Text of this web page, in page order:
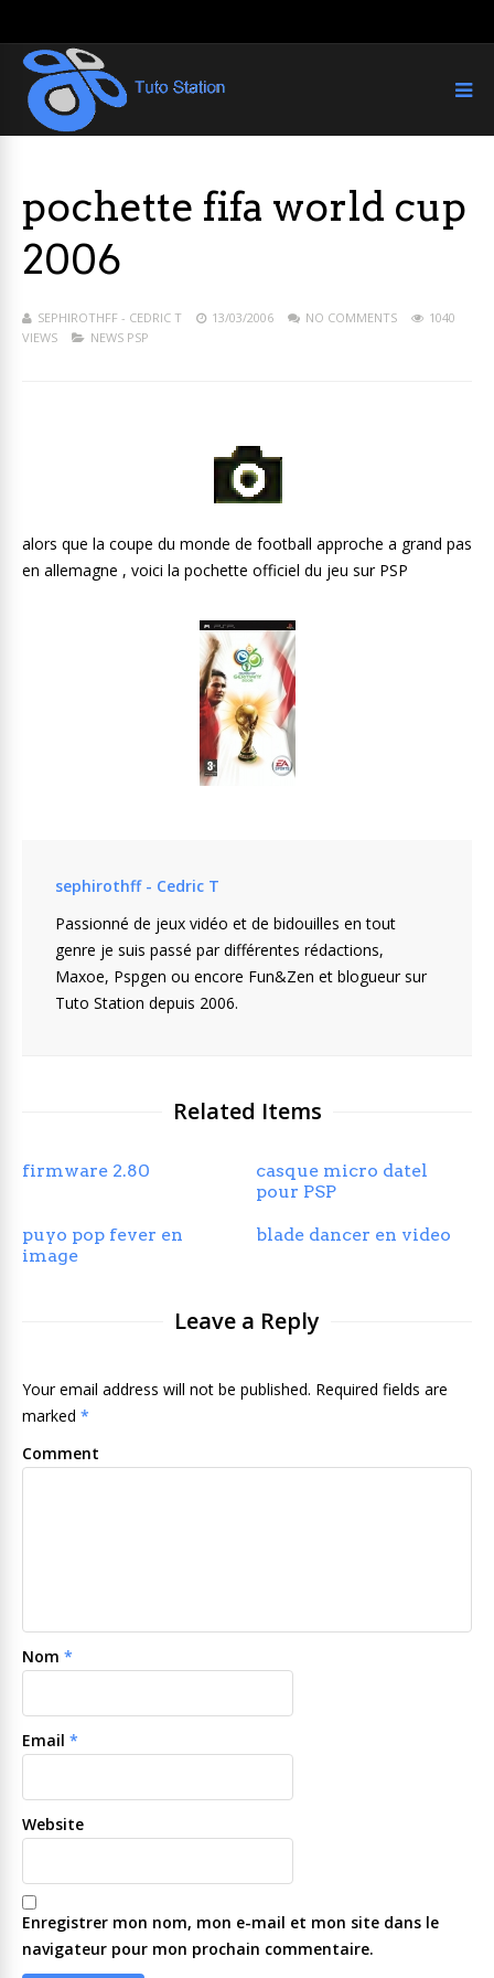
pochette fifa world cup
2006
SEPHIROTHFF - CEDRIC T 13/03/2006 NO COMMENTS
1040
VIEWS
NEWS PSP
alors que la coupe du monde de football approche a grand pas
en allemagne , voici la pochette officiel du jeu sur PSP
sephirothff - Cedric T
Passionné de jeux vidéo et de bidouilles en tout
genre je suis passé par différentes rédactions,
Maxoe, Pspgen ou encore Fun&Zen et blogueur sur
Tuto Station depuis 2006.
Related Items
firmware 2.80
casque micro datel
pour PSP
puyo pop fever en
image
blade dancer en video
Leave a Reply
Your email address will not be published. Required fields are
marked *
Comment
Nom *
Email *
Website
Enregistrer mon nom, mon e-mail et mon site dans le
navigateur pour mon prochain commentaire.